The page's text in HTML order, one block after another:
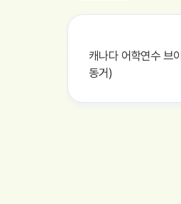
캐나다 어학연수 브
동거)